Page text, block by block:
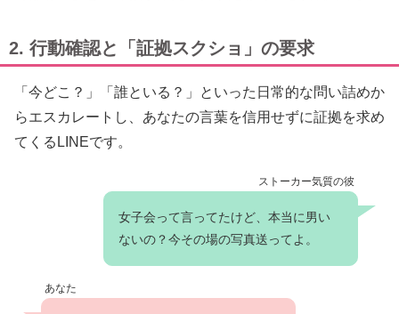
2. 行動確認と「証拠スクショ」の要求
「今どこ？」「誰といる？」といった日常的な問い詰めか
らエスカレートし、あなたの言葉を信用せずに証拠を求め
てくるLINEです。
ストーカー気質の彼
女子会って言ってたけど、本当に男い
ないの？今その場の写真送ってよ。
あなた